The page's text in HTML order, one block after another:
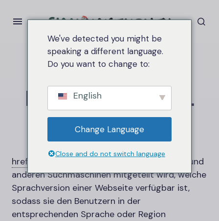
Heim hreflang แท็กHTML
hreflang แท็ก HTML
hreflang
Tag, mit dem Google und
anderen Suchmaschinen mitgeteilt wird, welche
Sprachversion einer Webseite verfügbar ist,
sodass sie den Benutzern in der
entsprechenden Sprache oder Region
We've detected you might be
speaking a different language.
Do you want to change to:
English
Change Language
Close and do not switch language